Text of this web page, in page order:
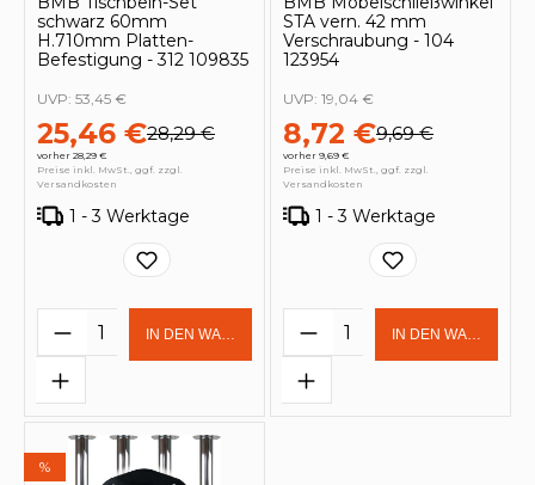
schwarz 60mm
H.710mm Platten-
Befestigung - 312 109835
25,46 €28,29 €
vorher 28,29 €
UVP: 53,45 €
Preise inkl. MwSt., ggf. zzgl.
Versandkosten
1 - 3 Werktage
Produkt Anzahl: Gib den
IN DEN WARENKORB
STA vern. 42 mm
Verschraubung - 104
123954
8,72 €9,69 €
vorher 9,69 €
UVP: 19,04 €
Preise inkl. MwSt., ggf. zzgl.
Versandkosten
1 - 3 Werktage
Produkt Anzahl:
IN DEN
%